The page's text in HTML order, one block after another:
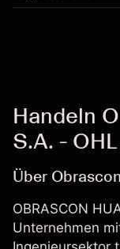
Handeln
S.A. - OHL
Über
OBRASCON
Unternehmen